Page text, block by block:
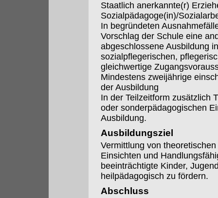
Staatlich anerkannte(r)
Sozialpädagoge(in)/
In begründeten
Vorschlag der Schule eine
abgeschlossene Ausbildung
sozialpflegerischen,
gleichwertige
Mindestens zweijährige
der Ausbildung
In der Teilzeitform zusätzlich
oder sonderpädagogischen
Ausbildung.
Ausbildungsziel
Vermittlung von
Einsichten und
beeinträchtigte Kinder,
heilpädagogisch zu fördern.
Abschluss